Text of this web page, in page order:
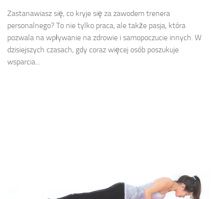
Zastanawiasz się, co kryje się za zawodem trenera
personalnego? To nie tylko praca, ale także pasja, która
pozwala na wpływanie na zdrowie i samopoczucie innych. W
dzisiejszych czasach, gdy coraz więcej osób poszukuje
wsparcia...